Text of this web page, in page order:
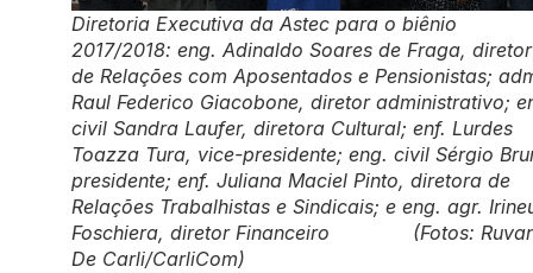
Diretoria Executiva da Astec para o biênio
2017/2018: eng. Adinaldo Soares de Fraga, diretor
de Relações com Aposentados e Pensionistas;
Raul Federico Giacobone, diretor administrativo;
civil Sandra Laufer, diretora Cultural; enf. Lurdes
Toazza Tura, vice-presidente; eng. civil Sérgio
presidente; enf. Juliana Maciel Pinto, diretora de
Relações Trabalhistas e Sindicais; e eng. agr.
Foschiera, diretor Financeiro (Fotos:
De Carli/CarliCom)